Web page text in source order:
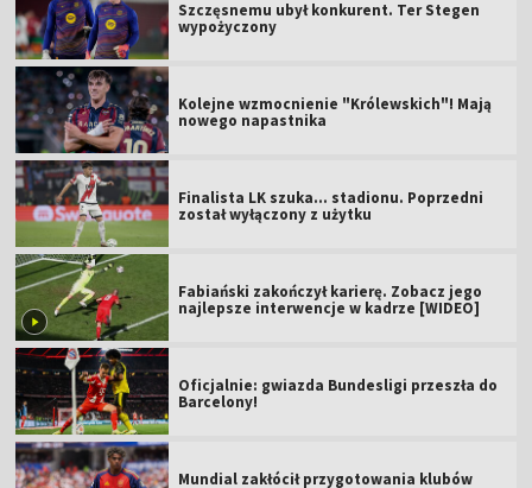
Szczęsnemu ubył konkurent. Ter Stegen
wypożyczony
Kolejne wzmocnienie "Królewskich"! Mają
nowego napastnika
Finalista LK szuka... stadionu. Poprzedni
został wyłączony z użytku
Fabiański zakończył karierę. Zobacz jego
najlepsze interwencje w kadrze [WIDEO]
Oficjalnie: gwiazda Bundesligi przeszła do
Barcelony!
Mundial zakłócił przygotowania klubów